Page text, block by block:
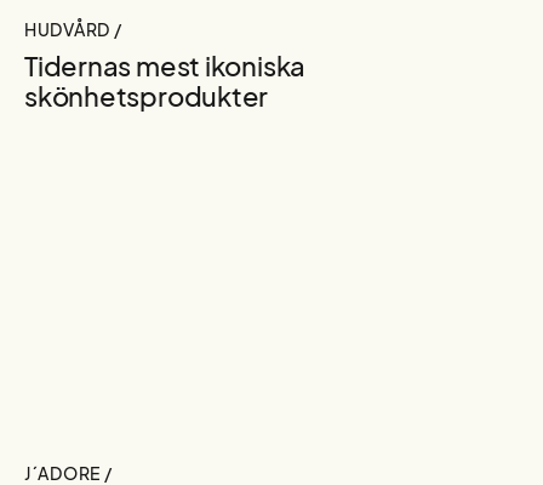
HUDVÅRD /
Tidernas mest ikoniska
skönhetsprodukter
J´ADORE /